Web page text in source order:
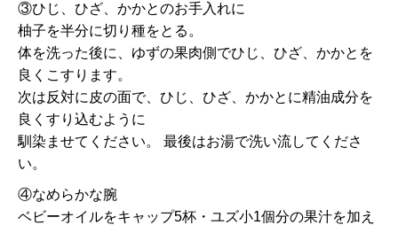
③ひじ、ひざ、かかとのお手入れに
柚子を半分に切り種をとる。
体を洗った後に、ゆずの果肉側でひじ、ひざ、かかとを
良くこすります。
次は反対に皮の面で、ひじ、ひざ、かかとに精油成分を
良くすり込むように
馴染ませてください。 最後はお湯で洗い流してくださ
い。
④なめらかな腕
ベビーオイルをキャップ5杯・ユズ小1個分の果汁を加え